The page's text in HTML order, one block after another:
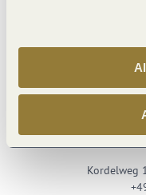
Kordelweg